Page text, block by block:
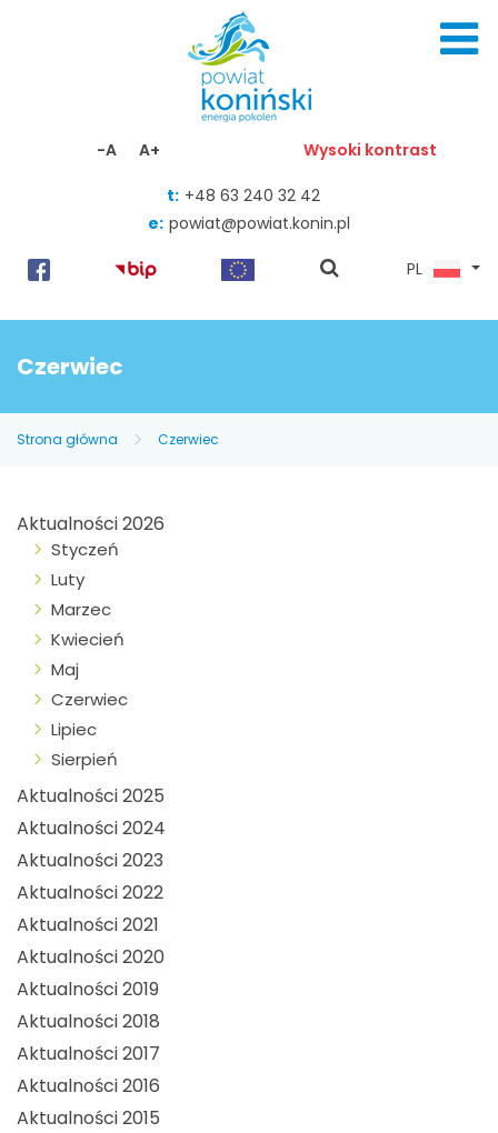
-A A+ Wysoki kontrast
t: +48 63 240 32 42
e: powiat@powiat.konin.pl
pokaż
PL
Czerwiec
Strona główna Czerwiec
Aktualności 2026
Styczeń
Luty
Marzec
Kwiecień
Maj
Czerwiec
Lipiec
Sierpień
Aktualności 2025
Aktualności 2024
Aktualności 2023
Aktualności 2022
Aktualności 2021
Aktualności 2020
Aktualności 2019
Aktualności 2018
Aktualności 2017
Aktualności 2016
Aktualności 2015